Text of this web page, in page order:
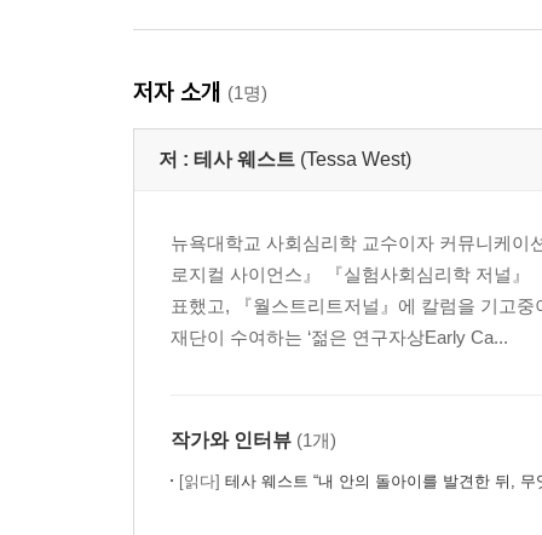
저자 소개 (1명)
저 : 테사 웨스트 (Tessa West)
뉴욕대학교 사회심리학 교수이자 커뮤니케
로지컬 사이언스』 『실험사회심리학 저널
표했고, 『월스트리트저널』에 칼럼을 기고
재단이 수여하는 ‘젊은 연구자상Early Ca...
작가와 인터뷰 (1개)
[읽다] 테사 웨스트 “내 안의 돌아이를 발견한 뒤, 무엇에 버튼이